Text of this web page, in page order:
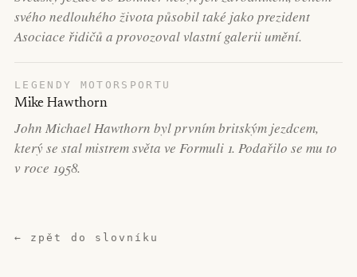
svého nedlouhého života působil také jako prezident
Asociace řidičů a provozoval vlastní galerii umění.
LEGENDY MOTORSPORTU
Mike Hawthorn
John Michael Hawthorn byl prvním britským jezdcem,
který se stal mistrem světa ve Formuli 1. Podařilo se mu to
v roce 1958.
← zpět do slovníku